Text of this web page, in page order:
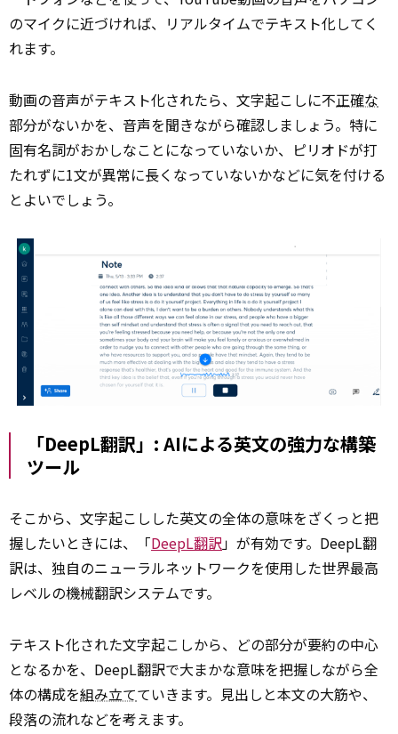
のマイクに近づければ、リアルタイムでテキスト化してく
れます。
動画の音声がテキスト化されたら、文字起こしに不正確な
部分がないかを、音声を聞きながら確認しましょう。特に
固有名詞がおかしなことになっていないか、ピリオドが打
たれずに1文が異常に長くなっていないかなどに気を付ける
とよいでしょう。
「DeepL翻訳」: AIによる英文の強力な構築
ツール
そこから、文字起こしした英文の全体の意味をざくっと把
握したいときには、「DeepL翻訳」が有効です。DeepL翻
訳は、独自のニューラルネットワークを使用した世界最高
レベルの機械翻訳システムです。
テキスト化された文字起こしから、どの部分が要約の中心
となるかを、DeepL翻訳で大まかな意味を把握しながら全
体の構成を組み立てていきます。見出しと本文の大筋や、
段落の流れなどを考えます。